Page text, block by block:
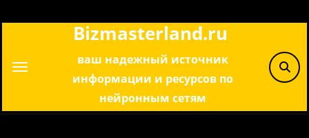
Bizmasterland.ru
ваш надежный источник
информации и ресурсов по
нейронным сетям